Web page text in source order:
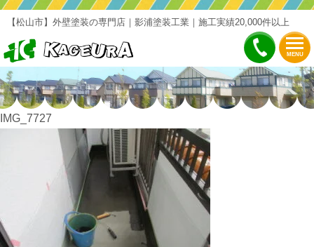
MENU
【松山市】外壁塗装の専門店｜影浦塗装工業｜施工実績20,000件以上
IMG_7727